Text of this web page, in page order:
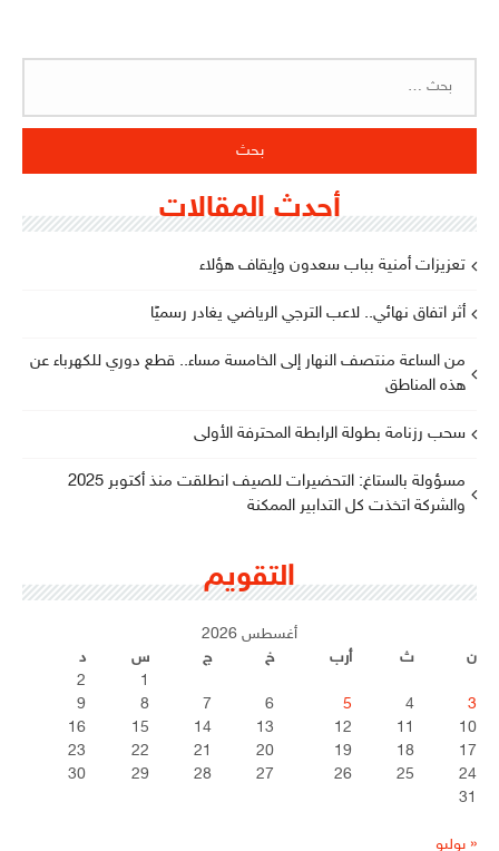
أحدث المقالات
تعزيزات أمنية بباب سعدون وإيقاف هؤلاء
أثر اتفاق نهائي.. لاعب الترجي الرياضي يغادر رسميًا
من الساعة منتصف النهار إلى الخامسة مساء.. قطع دوري للكهرباء عن
هذه المناطق
سحب رزنامة بطولة الرابطة المحترفة الأولى
مسؤولة بالستاغ: التحضيرات للصيف انطلقت منذ أكتوبر 2025
والشركة اتخذت كل التدابير الممكنة
التقويم
أغسطس 2026
ن
ث أرب خ ج س
د
1
2
3
4
5
6
7
8
9
10
11
12
13
14
15
16
17
18
19
20
21
22
23
24
25
26
27
28
29
30
31
« يوليو